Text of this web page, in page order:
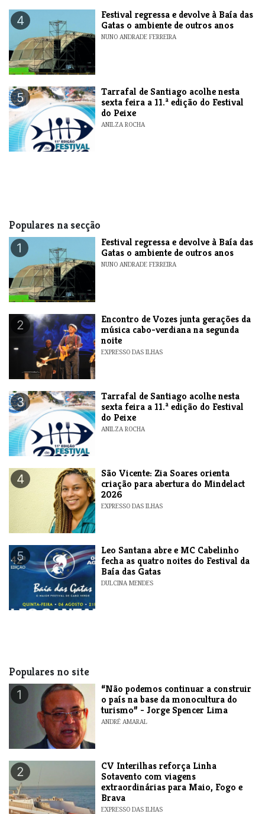
4
Festival regressa e devolve à Baía das
Gatas o ambiente de outros anos
NUNO ANDRADE FERREIRA
5
Tarrafal de Santiago acolhe nesta
sexta feira a 11.ª edição do Festival
do Peixe
ANILZA ROCHA
Populares na secção
1
Festival regressa e devolve à Baía das
Gatas o ambiente de outros anos
NUNO ANDRADE FERREIRA
2
Encontro de Vozes junta gerações da
música cabo-verdiana na segunda
noite
EXPRESSO DAS ILHAS
3
Tarrafal de Santiago acolhe nesta
sexta feira a 11.ª edição do Festival
do Peixe
ANILZA ROCHA
4
São Vicente: Zia Soares orienta
criação para abertura do Mindelact
2026
EXPRESSO DAS ILHAS
5
​Leo Santana abre e MC Cabelinho
fecha as quatro noites do Festival da
Baía das Gatas
DULCINA MENDES
Populares no site
1
“Não podemos continuar a construir
o país na base da monocultura do
turismo” - Jorge Spencer Lima
ANDRÉ AMARAL
2
​CV Interilhas reforça Linha
Sotavento com viagens
extraordinárias para Maio, Fogo e
Brava
EXPRESSO DAS ILHAS